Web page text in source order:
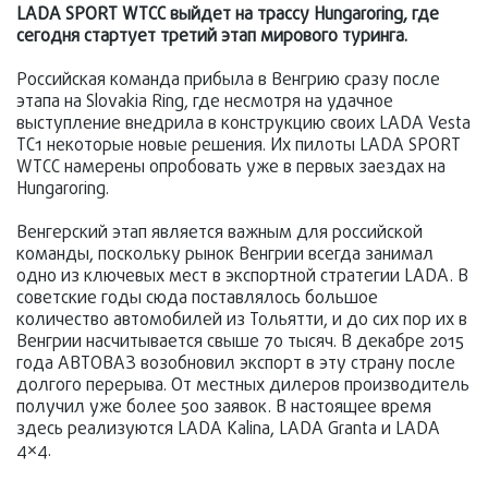
LADA SPORT WTCC выйдет на трассу Hungaroring, где
сегодня стартует третий этап мирового туринга.
Российская команда прибыла в Венгрию сразу после
этапа на Slovakia Ring, где несмотря на удачное
выступление внедрила в конструкцию своих LADA Vesta
TC1 некоторые новые решения. Их пилоты LADA SPORT
WTCC намерены опробовать уже в первых заездах на
Hungaroring.
Венгерский этап является важным для российской
команды, поскольку рынок Венгрии всегда занимал
одно из ключевых мест в экспортной стратегии LADA. В
советские годы сюда поставлялось большое
количество автомобилей из Тольятти, и до сих пор их в
Венгрии насчитывается свыше 70 тысяч. В декабре 2015
года АВТОВАЗ возобновил экспорт в эту страну после
долгого перерыва. От местных дилеров производитель
получил уже более 500 заявок. В настоящее время
здесь реализуются LADA Kalina, LADA Granta и LADA
4×4.